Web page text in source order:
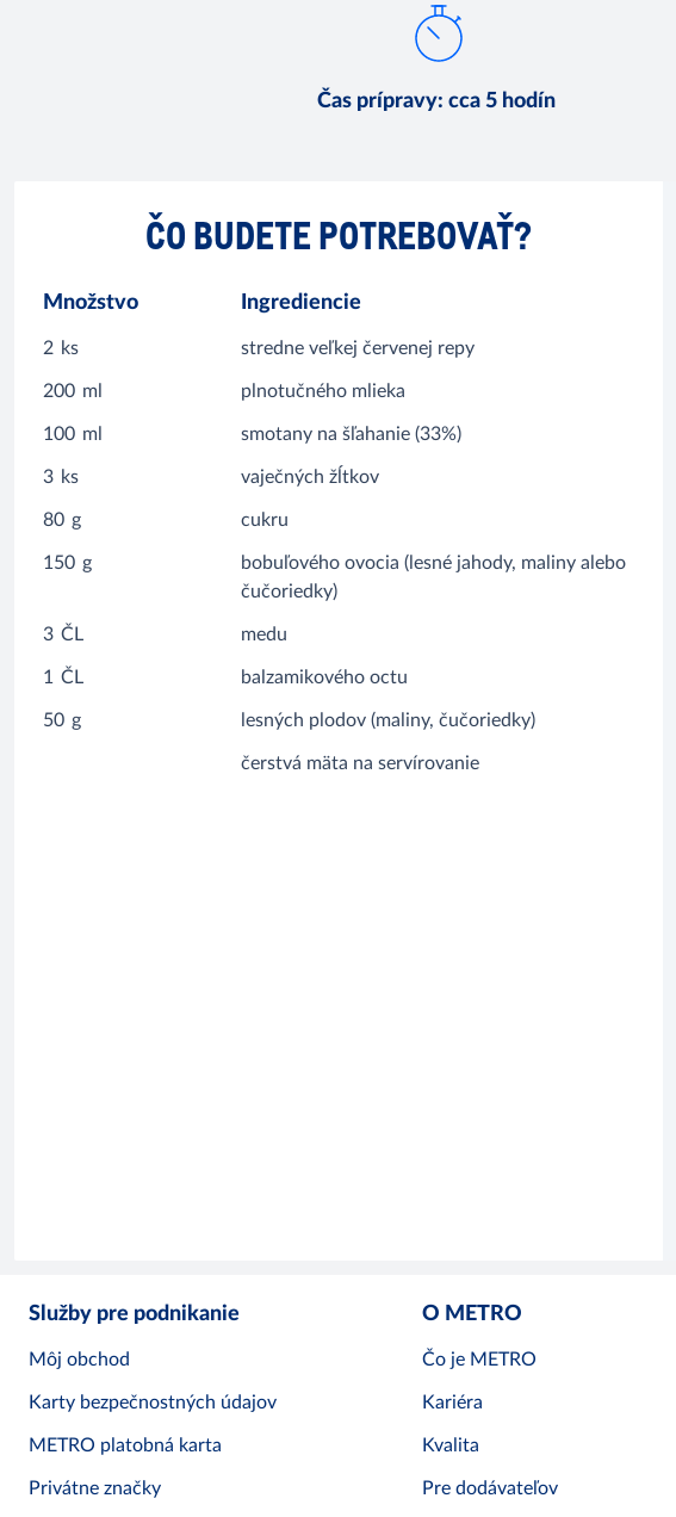
Čas prípravy:cca 5 hodín
ČO BUDETE POTREBOVAŤ?
Množstvo Ingrediencie
2 ks stredne veľkej červenej repy
200 ml plnotučného mlieka
100 ml smotany na šľahanie (33%)
3 ks vaječných žĺtkov
80 g cukru
150 g
bobuľového ovocia (lesné jahody, maliny alebo
čučoriedky)
3 ČL medu
1 ČL balzamikového octu
50 g lesných plodov (maliny, čučoriedky)
čerstvá mäta na servírovanie
Služby pre podnikanie
Môj obchod
Karty bezpečnostných údajov
METRO platobná karta
Privátne značky
O METRO
Čo je METRO
Kariéra
Kvalita
Pre dodávateľov